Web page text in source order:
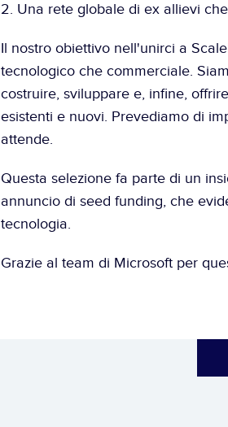
2. Una rete globale di ex allievi
Il nostro obiettivo nell'unirci a
tecnologico che commerciale.
costruire, sviluppare e, infine,
esistenti e nuovi. Prevediamo di
attende.
Questa selezione fa parte di un
annuncio di seed funding, che
tecnologia.
Grazie al team di Microsoft per